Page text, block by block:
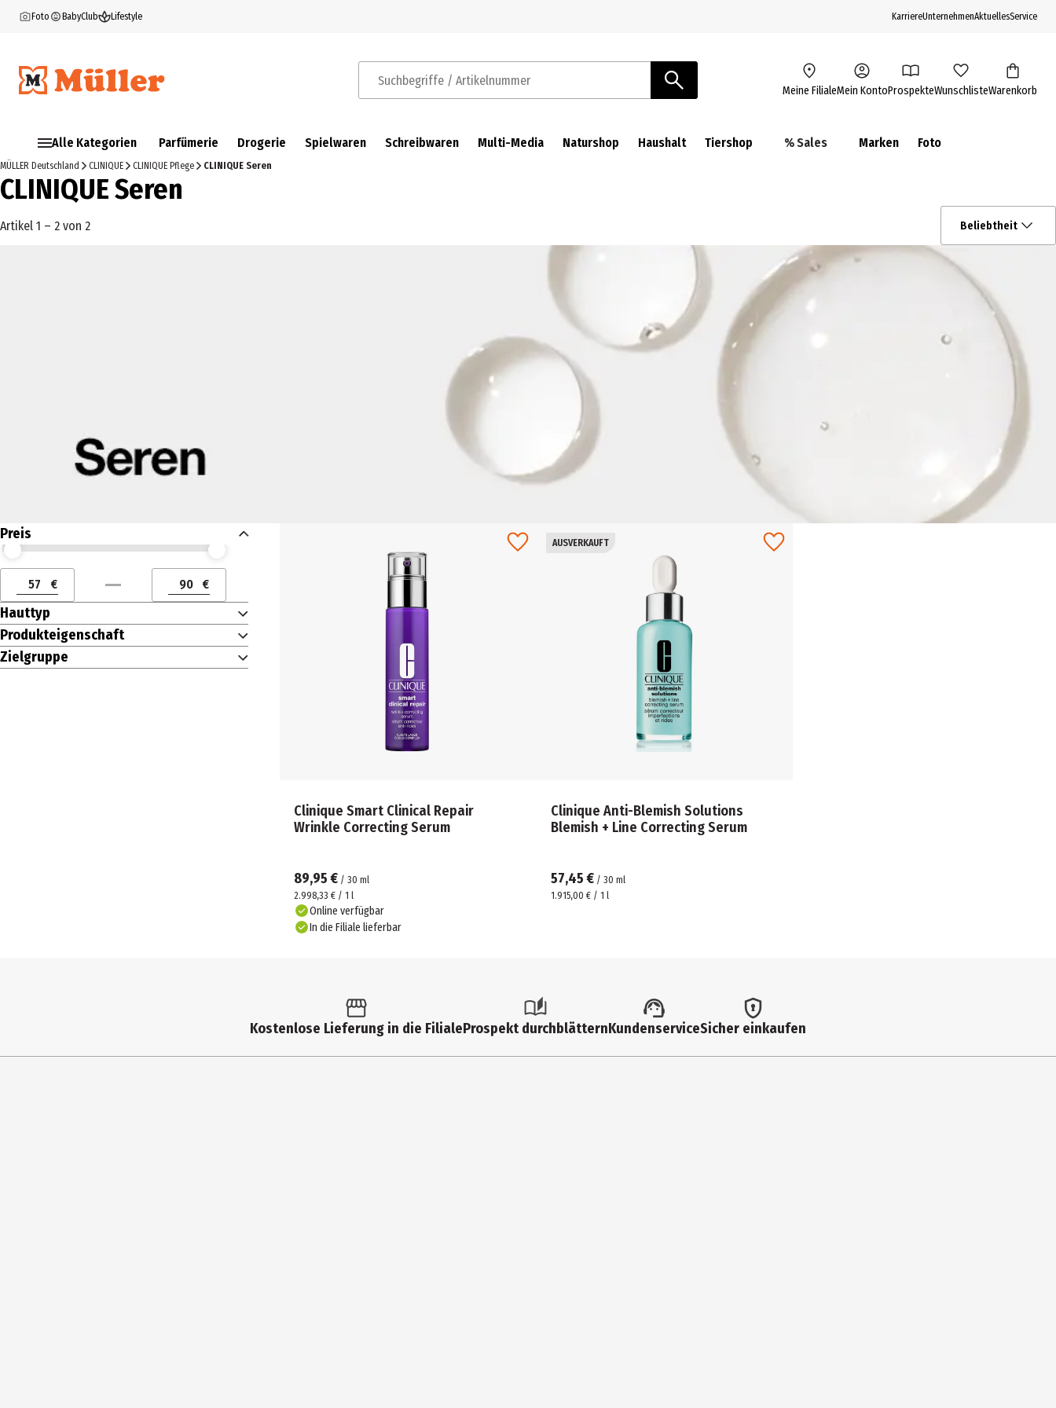
Foto BabyClub Lifestyle KarriereUnternehmenAktuellesService
Suchbegriffe / Artikelnummer Meine FilialeMein KontoProspekteWunschlisteWarenkorb
Alle Kategorien Parfümerie Drogerie Spielwaren Schreibwaren Multi-Media Naturshop Haushalt Tiershop % Sales Marken Foto
MÜLLER Deutschland CLINIQUE CLINIQUE Pflege CLINIQUE Seren
CLINIQUE Seren
Artikel 1 – 2 von 2 Beliebtheit
Preis
Preis (€) ab
Preis (€) bis
Preis (€) ab
€
Preis (€) bis
€
Hauttyp
Produkteigenschaft
Zielgruppe
Clinique Smart Clinical Repair
Wrinkle Correcting Serum
89,95 € / 30 ml
2.998,33 € / 1 l
Online verfügbar
In die Filiale lieferbar
AUSVERKAUFT
Clinique Anti-Blemish Solutions
Blemish + Line Correcting Serum
57,45 €/ 30 ml
1.915,00 € / 1 l
Kostenlose Lieferung in die FilialeProspekt durchblätternKundenserviceSicher einkaufen